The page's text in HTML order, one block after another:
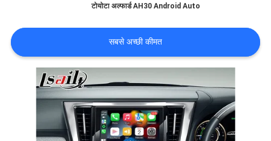
समाचार
मामलों
साइटमैप
टोयोटा अल्फार्ड AH30 Android Auto
सबसे अच्छी कीमत